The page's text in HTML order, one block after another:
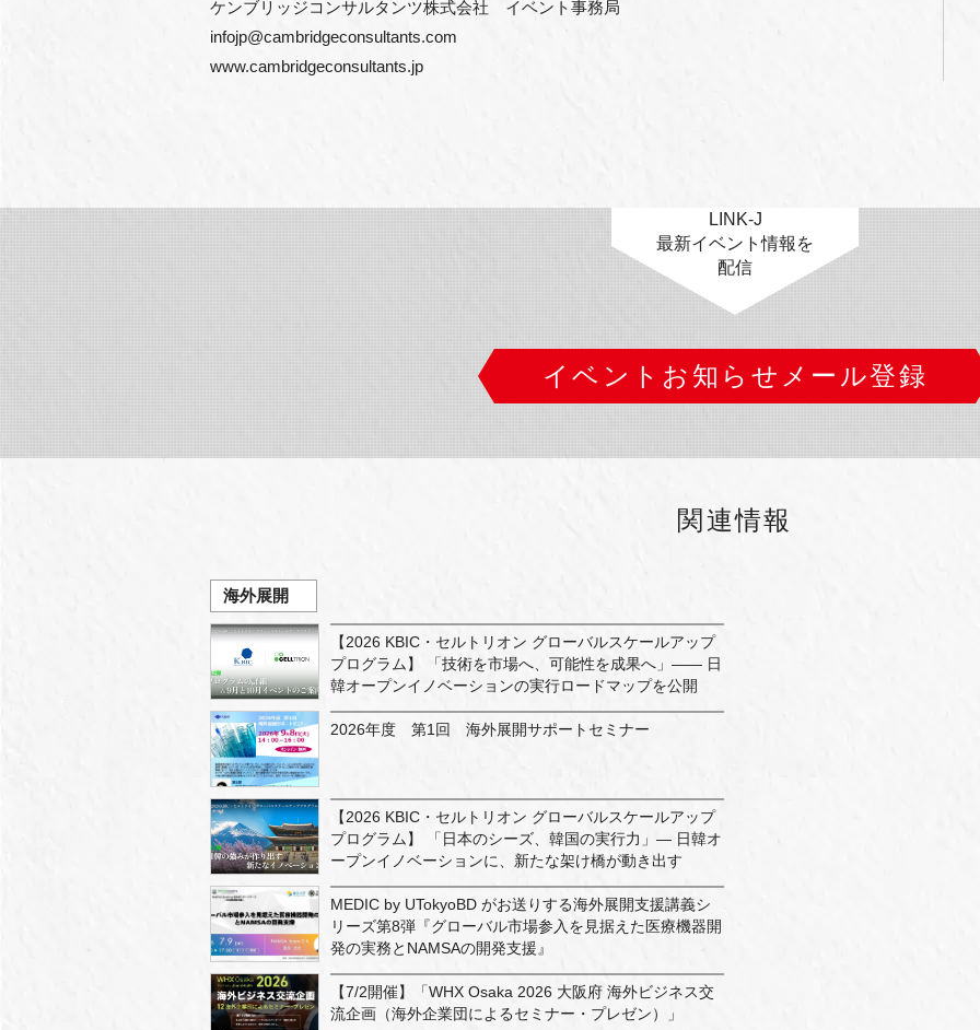
ケンブリッジコンサルタンツ株式会社　イベント事務局
infojp@cambridgeconsultants.com
www.cambridgeconsultants.jp
LINK-J
最新イベント情報を
配信
イベントお知らせメール登録
関連情報
海外展開
【2026 KBIC・セルトリオン グローバルスケールアップ
プログラム】 「技術を市場へ、可能性を成果へ」―― 日
韓オープンイノベーションの実行ロードマップを公開
2026年度 第1回 海外展開サポートセミナー
【2026 KBIC・セルトリオン グローバルスケールアップ
プログラム】 「日本のシーズ、韓国の実行力」― 日韓オ
ープンイノベーションに、新たな架け橋が動き出す
MEDIC by UTokyoBD がお送りする海外展開支援講義シ
リーズ第8弾『グローバル市場参入を見据えた医療機器開
発の実務とNAMSAの開発支援』
【7/2開催】「WHX Osaka 2026 大阪府 海外ビジネス交
流企画（海外企業団によるセミナー・プレゼン）」